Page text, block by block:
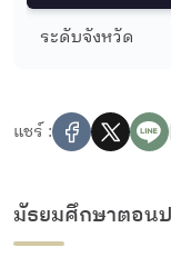
ระดับจังหวัด
แชร์ :
มัธยมศึกษาตอนป